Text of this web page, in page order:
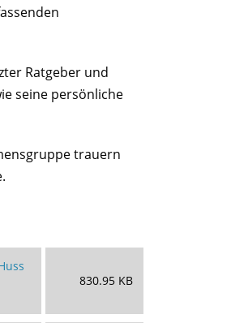
Ratgeber und
seine persönliche
trauern
830.95 KB